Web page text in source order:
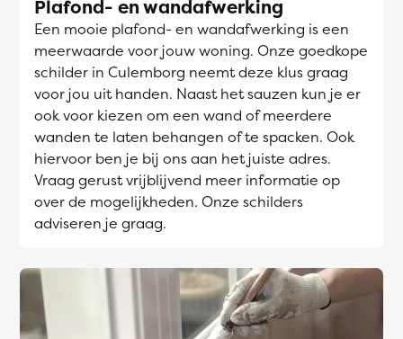
Plafond- en wandafwerking
Een mooie plafond- en wandafwerking is een
meerwaarde voor jouw woning. Onze goedkope
schilder in Culemborg neemt deze klus graag
voor jou uit handen. Naast het sauzen kun je er
ook voor kiezen om een wand of meerdere
wanden te laten behangen of te spacken. Ook
hiervoor ben je bij ons aan het juiste adres.
Vraag gerust vrijblijvend meer informatie op
over de mogelijkheden. Onze schilders
adviseren je graag.